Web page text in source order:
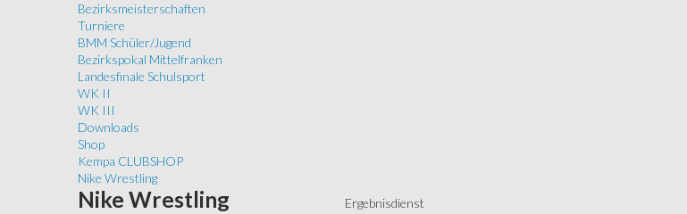
Bezirksmeisterschaften
Turniere
BMM Schüler/Jugend
Bezirkspokal Mittelfranken
Landesfinale Schulsport
WK II
WK III
Downloads
Shop
Kempa CLUBSHOP
Nike Wrestling
Ergebnisdienst
Nike Wrestling